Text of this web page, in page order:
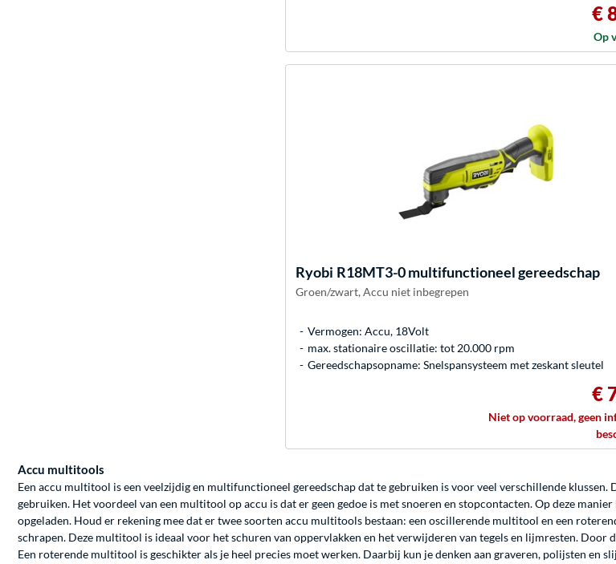
€
Op
Ryobi R18MT3-0 multifunctioneel gereedschap
Groen/zwart, Accu niet inbegrepen
Vermogen: Accu, 18Volt
max. stationaire oscillatie: tot 20.000 rpm
Gereedschapsopname: Snelspansysteem met zeskant sleutel
€
Niet op voorraad, geen
Accu multitools
Een accu multitool is een veelzijdig en multifunctioneel gereedschap dat te gebruiken is voor veel verschillende
gebruiken. Het voordeel van een multitool op accu is dat er geen gedoe is met snoeren en stopcontacten. Op deze
opgeladen. Houd er rekening mee dat er twee soorten accu multitools bestaan: een oscillerende multitool en een
schrapen. Deze multitool is ideaal voor het schuren van oppervlakken en het verwijderen van tegels en lijmresten. Door
Een roterende multitool is geschikter als je heel precies moet werken. Daarbij kun je denken aan graveren, polijsten en